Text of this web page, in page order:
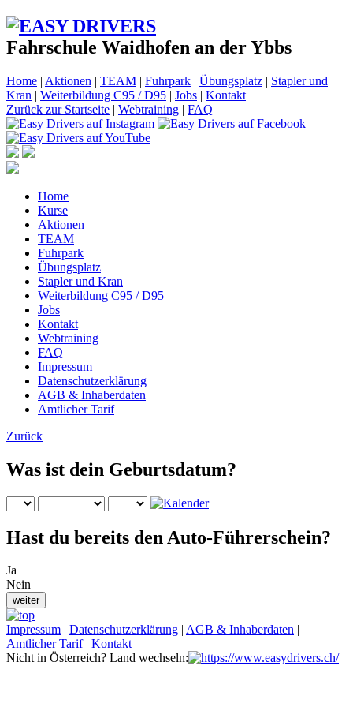
Fahrschule Waidhofen an der Ybbs
Home | Aktionen | TEAM | Fuhrpark | Übungsplatz | Stapler und
Kran | Weiterbildung C95 / D95 | Jobs | Kontakt
Zurück zur Startseite | Webtraining | FAQ
Home
Kurse
Aktionen
TEAM
Fuhrpark
Übungsplatz
Stapler und Kran
Weiterbildung C95 / D95
Jobs
Kontakt
Webtraining
FAQ
Impressum
Datenschutzerklärung
AGB & Inhaberdaten
Amtlicher Tarif
Zurück
Was ist dein Geburtsdatum?
Hast du bereits den Auto-Führerschein?
Ja
Nein
Impressum | Datenschutzerklärung | AGB & Inhaberdaten |
Amtlicher Tarif| Kontakt
Nicht in Österreich? Land wechseln: